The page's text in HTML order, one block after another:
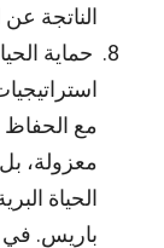
الناتجة
حماية
مع الحفاظ
معزولة،
الحياة
باريس. في